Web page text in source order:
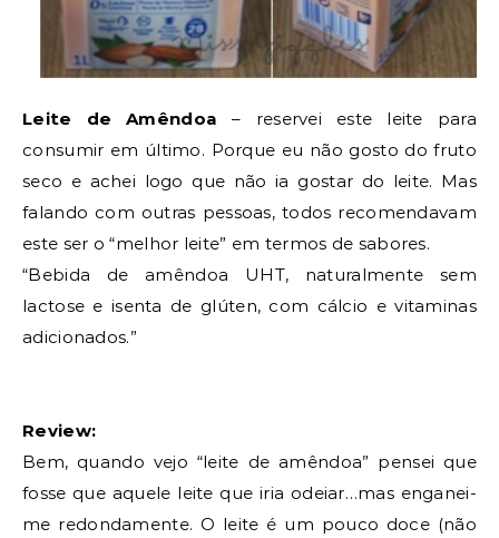
Leite de Amêndoa – reservei este leite para
consumir em último. Porque eu não gosto do fruto
seco e achei logo que não ia gostar do leite. Mas
falando com outras pessoas, todos recomendavam
este ser o “melhor leite” em termos de sabores.
“Bebida de amêndoa UHT, naturalmente sem
lactose e isenta de glúten, com cálcio e vitaminas
adicionados.”
Review:
Bem, quando vejo “leite de amêndoa” pensei que
fosse que aquele leite que iria odeiar…mas enganei-
me redondamente. O leite é um pouco doce (não